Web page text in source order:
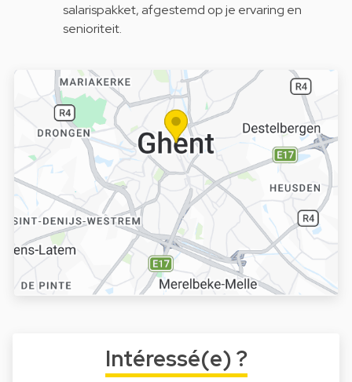
salarispakket, afgestemd op je ervaring en
senioriteit.
Intéressé(e) ?